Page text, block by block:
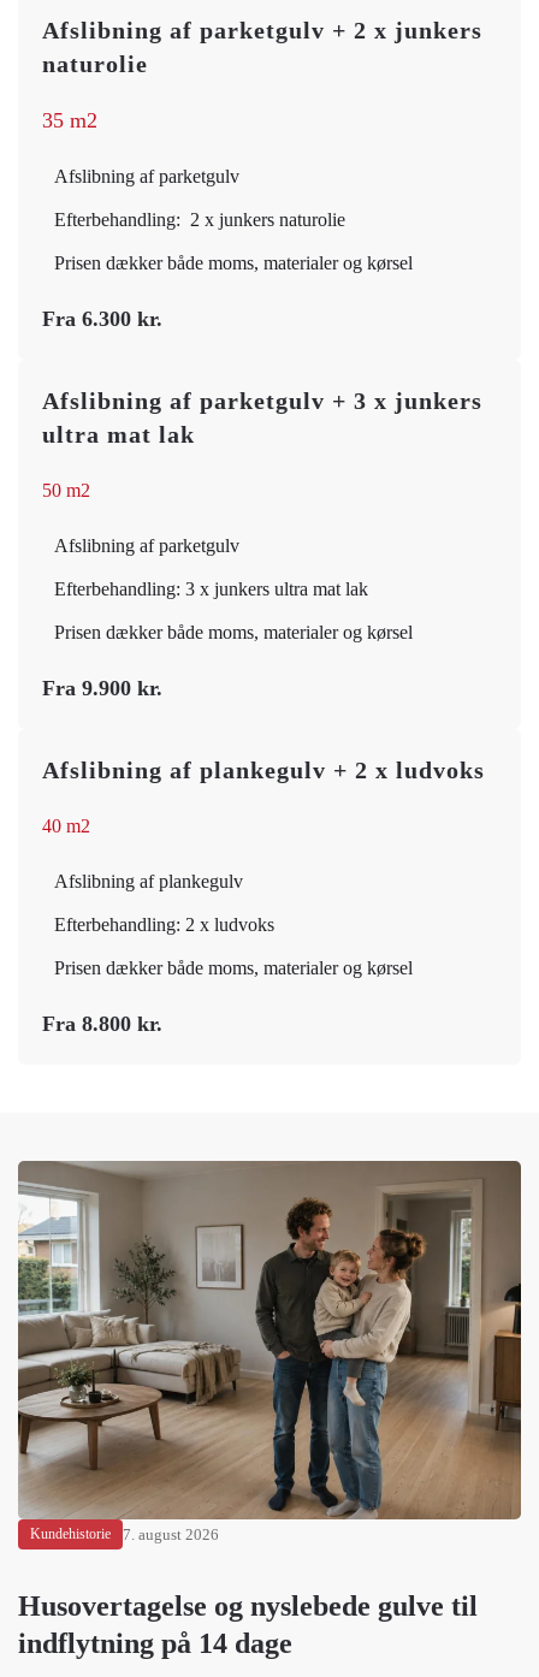
Afslibning af parketgulv + 2 x junkers
naturolie
35 m2
Afslibning af parketgulv
Efterbehandling: 2 x junkers naturolie
Prisen dækker både moms, materialer og kørsel
Fra 6.300 kr.
Afslibning af parketgulv + 3 x junkers
ultra mat lak
50 m2
Afslibning af parketgulv
Efterbehandling: 3 x junkers ultra mat lak
Prisen dækker både moms, materialer og kørsel
Fra 9.900 kr.
Afslibning af plankegulv + 2 x ludvoks
40 m2
Afslibning af plankegulv
Efterbehandling: 2 x ludvoks
Prisen dækker både moms, materialer og kørsel
Fra 8.800 kr.
Kundehistorie 7. august 2026
Husovertagelse og nyslebede gulve til
indflytning på 14 dage